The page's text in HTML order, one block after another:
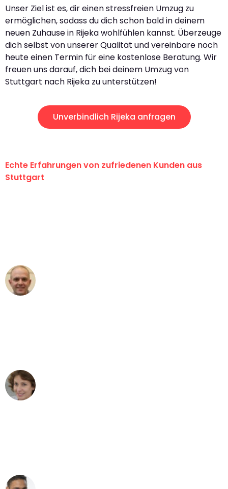
Unser Ziel ist es, dir einen stressfreien Umzug zu
ermöglichen, sodass du dich schon bald in deinem
neuen Zuhause in Rijeka wohlfühlen kannst. Überzeuge
dich selbst von unserer Qualität und vereinbare noch
heute einen Termin für eine kostenlose Beratung. Wir
freuen uns darauf, dich bei deinem Umzug von
Stuttgart nach Rijeka zu unterstützen!
Unverbindlich Rijeka anfragen
Echte Erfahrungen von zufriedenen Kunden aus
Stuttgart